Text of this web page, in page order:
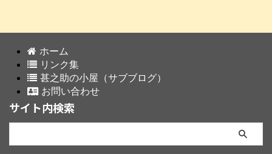
ホーム
リンク集
甚之助の小屋（サブブログ）
お問い合わせ
サイト内検索